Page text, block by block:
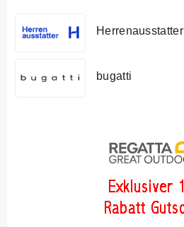
Herrenausstatter
bugatti